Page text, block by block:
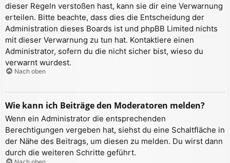
dieser Regeln verstoßen hast, kann sie dir eine Verwarnung
erteilen. Bitte beachte, dass dies die Entscheidung der
Administration dieses Boards ist und phpBB Limited nichts
mit dieser Verwarnung zu tun hat. Kontaktiere einen
Administrator, sofern du die nicht sicher bist, wieso du
verwarnt wurdest.
Nach oben
Wie kann ich Beiträge den Moderatoren melden?
Wenn ein Administrator die entsprechenden
Berechtigungen vergeben hat, siehst du eine Schaltfläche in
der Nähe des Beitrags, um diesen zu melden. Du wirst dann
durch die weiteren Schritte geführt.